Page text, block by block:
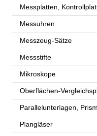
Messplatten,
Messuhren
Messzeug-Sätze
Messstifte
Mikroskope
Oberflächen-
Parallelunterlagen,
Plangläser